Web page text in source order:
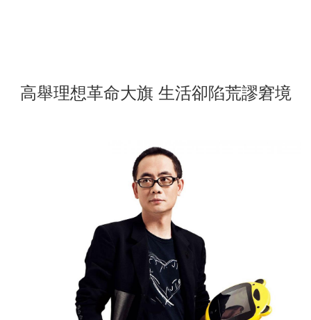
高舉理想革命大旗 生活卻陷荒謬窘境